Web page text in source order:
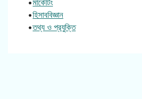
•মার্কেটিং
•হিসাববিজ্ঞান
•তথ্য ও প্রযুক্তি